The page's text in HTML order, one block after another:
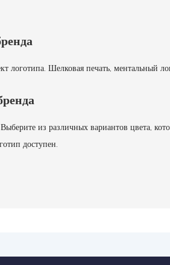
Шелковая печать, ментальный
из различных вариантов цвета,
доступен.